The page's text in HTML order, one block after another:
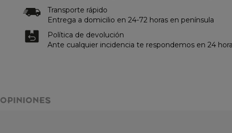
Transporte rápido
Entrega a domicilio en 24-72 horas en península
Política de devolución
Ante cualquier incidencia te respondemos en 24
OPINIONES